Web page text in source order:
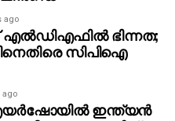
സാമ്പത്തിക
ഓണ്‍ലൈനില്‍
ഗൂഗിള്‍
ago
എല്‍ഡിഎഫില്‍ ഭിന്നത;
സിപിഐ
ago
ഇന്ത്യന്‍